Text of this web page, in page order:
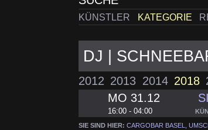
KÜNSTLER KATEGORIE
DJ |
2012 2013 2014 2018
MO 31.12
16:00 - 04:00
SIE SIND HIER:CARGOBAR BASEL,